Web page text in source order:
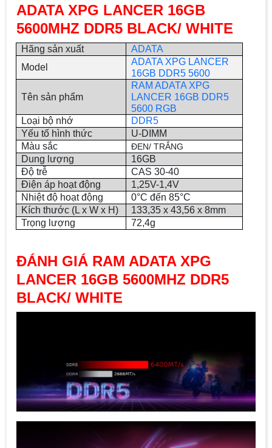
ADATA XPG LANCER 16GB
5600MHZ DDR5 BLACK/ WHITE
Hãng sản xuất
ADATA
Model
ADATA XPG LANCER
16GB DDR5 5600
Tên sản phẩm
RAM ADATA XPG
LANCER 16GB DDR5
5600 RGB
Loại bộ nhớ
DDR5
Yếu tố hình thức
U-DIMM
Màu sắc
ĐEN/ TRẮNG
Dung lượng
16GB
Độ trễ
CAS 30-40
Điện áp hoạt động
1,25V-1,4V
Nhiệt độ hoạt động
0°C đến 85°C
Kích thước (L x W x H)
133,35 x 43,56 x 8mm
Trọng lượng
72,4g
ĐÁNH GIÁ RAM ADATA XPG
LANCER 16GB 5600MHZ DDR5
BLACK/ WHITE